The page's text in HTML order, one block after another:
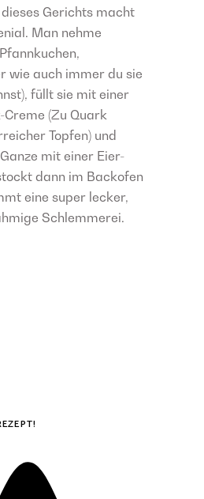
Gerichts macht
Man nehme
wie auch immer du sie
füllt sie mit einer
Creme (Zu Quark
Topfen) und
mit einer Eier-
dann im Backofen
eine super lecker,
Schlemmerei.